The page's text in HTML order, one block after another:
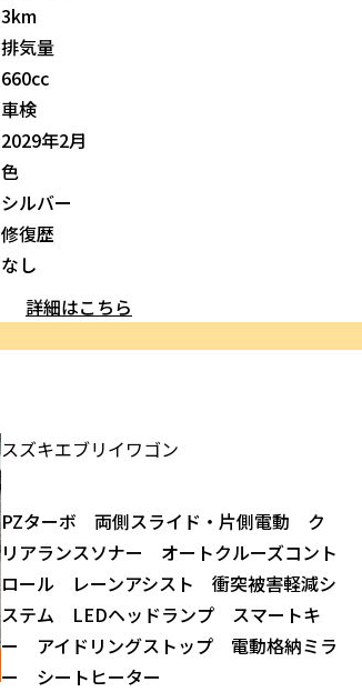
3km
排気量
660cc
車検
2029年2月
色
シルバー
修復歴
なし
詳細はこちら
スズキエブリイワゴン
PZターボ 両側スライド・片側電動 ク
リアランスソナー オートクルーズコント
ロール レーンアシスト 衝突被害軽減シ
ステム LEDヘッドランプ スマートキ
ー アイドリングストップ 電動格納ミラ
ー シートヒーター